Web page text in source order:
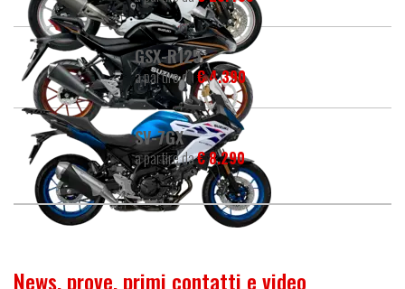
GSX-R125
a partire da€ 4.390
SV-7GX
a partire da€ 8.290
News, prove, primi contatti e video